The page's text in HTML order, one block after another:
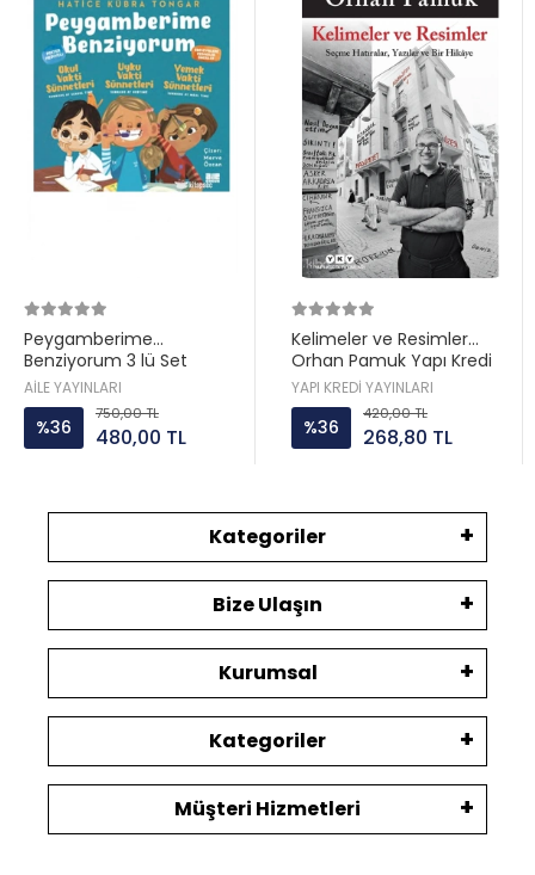
Peygamberime
Benziyorum 3 lü Set
Hatice Kübra Tongar Aile
Yayın
AİLE YAYINLARI
%36
750,00 TL
480,00 TL
Kelimeler ve Resimler
Orhan Pamuk Yapı Kredi
YAPI KREDİ YAYINLARI
%36
420,00 TL
268,80 TL
Kategoriler
Bize Ulaşın
Kurumsal
Kategoriler
Müşteri Hizmetleri